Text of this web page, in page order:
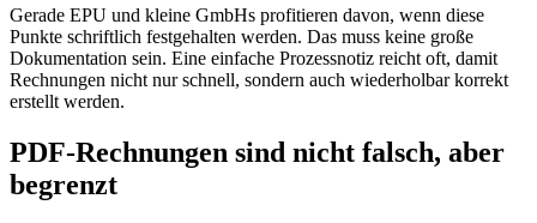
Gerade EPU und kleine GmbHs profitieren davon, wenn diese
Punkte schriftlich festgehalten werden. Das muss keine große
Dokumentation sein. Eine einfache Prozessnotiz reicht oft, damit
Rechnungen nicht nur schnell, sondern auch wiederholbar korrekt
erstellt werden.
PDF-Rechnungen sind nicht falsch, aber
begrenzt